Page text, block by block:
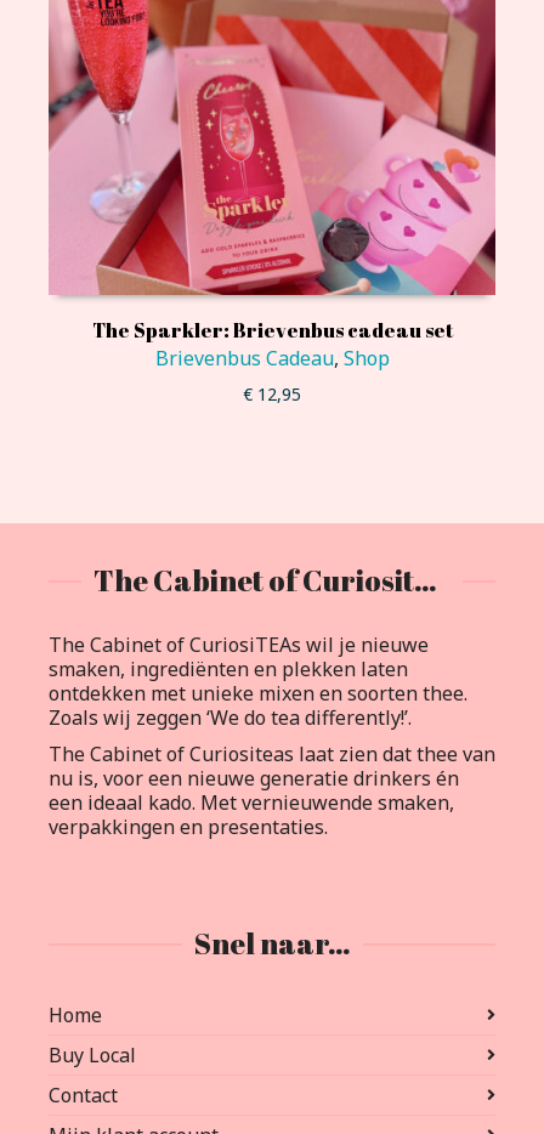
The Sparkler: Brievenbus cadeau set
Brievenbus Cadeau, Shop
€ 12,95
The Cabinet of Curiositeas
The Cabinet of CuriosiTEAs wil je nieuwe
smaken, ingrediënten en plekken laten
ontdekken met unieke mixen en soorten thee.
Zoals wij zeggen ‘We do tea differently!’.
The Cabinet of Curiositeas laat zien dat thee van
nu is, voor een nieuwe generatie drinkers én
een ideaal kado. Met vernieuwende smaken,
verpakkingen en presentaties.
Snel naar…
Home
Buy Local
Contact